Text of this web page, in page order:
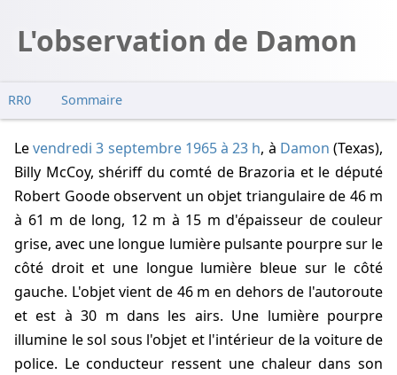
L'observation de Damon
RR0 Sommaire
Levendredi 3 septembre 1965 à 23 h, à Damon (Texas),
Billy McCoy, shériff du comté de Brazoria et le député
Robert Goode observent un objet triangulaire de 46 m
à 61 m de long, 12 m à 15 m d'épaisseur de couleur
grise, avec une longue lumière pulsante pourpre sur le
côté droit et une longue lumière bleue sur le côté
gauche. L'objet vient de 46 m en dehors de l'autoroute
et est à30 m dans les airs. Une lumière pourpre
illumine le sol sous l'objet et l'intérieur de la voiture de
police. Le conducteur ressent une chaleur dans son